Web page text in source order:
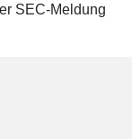
SEC-Meldung